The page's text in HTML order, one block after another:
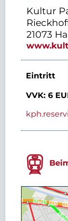
Kultur
21073
Eintritt
VVK: 6